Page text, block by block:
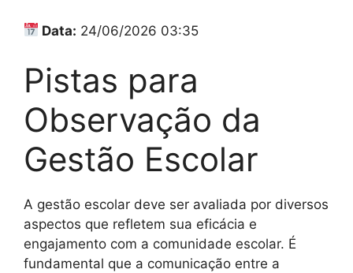
Data: 24/06/2026 03:35
Pistas para
Observação da
Gestão Escolar
A gestão escolar deve ser avaliada por diversos
aspectos que refletem sua eficácia e
engajamento com a comunidade escolar. É
fundamental que a comunicação entre a